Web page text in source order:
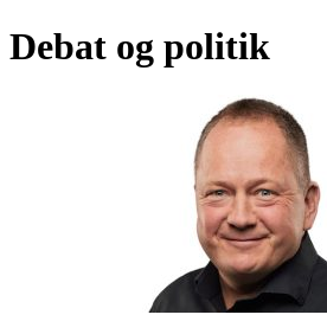
Debat og politik